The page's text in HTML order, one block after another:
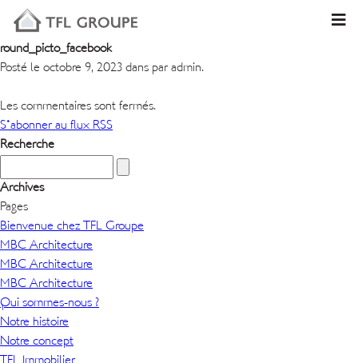
round_picto_facebook
Posté le octobre 9, 2023 dans par admin.
Les commentaires sont fermés.
S'abonner au flux RSS
Recherche
Archives
Pages
Bienvenue chez TFL Groupe
MBC Architecture
MBC Architecture
MBC Architecture
Qui sommes-nous ?
Notre histoire
Notre concept